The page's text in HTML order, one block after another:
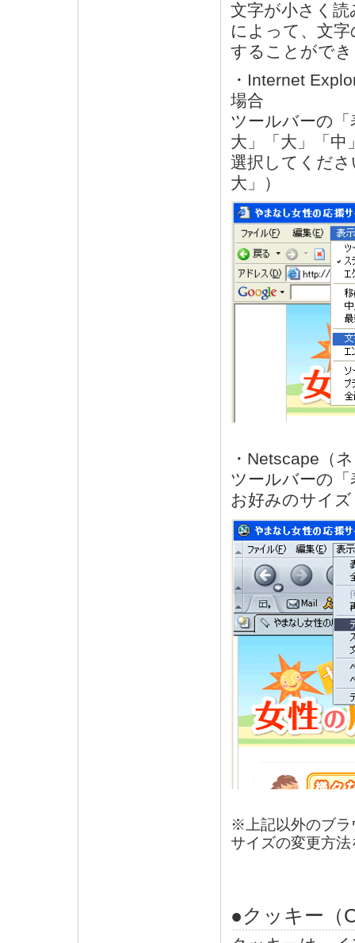
文字が小さく
によって、文
することがで
・Internet
場合
ツールバーの
大」「大」「
選択してくだ
大」）
・Netscape（
ツールバーの
お好みのサイ
※上記以外のブラ
サイズの変更方
●クッキー（